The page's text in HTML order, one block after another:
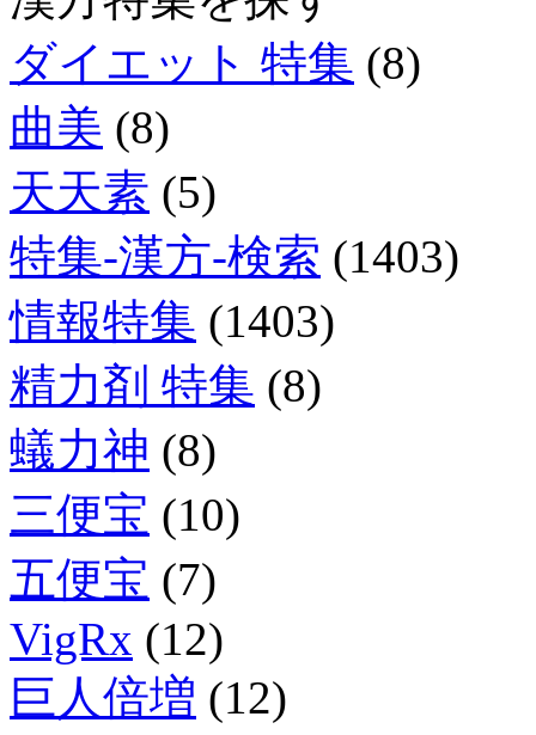
ダイエット 特集 (8)
曲美 (8)
天天素 (5)
特集-漢方-検索 (1403)
情報特集 (1403)
精力剤 特集 (8)
蟻力神 (8)
三便宝 (10)
五便宝 (7)
VigRx (12)
巨人倍増 (12)